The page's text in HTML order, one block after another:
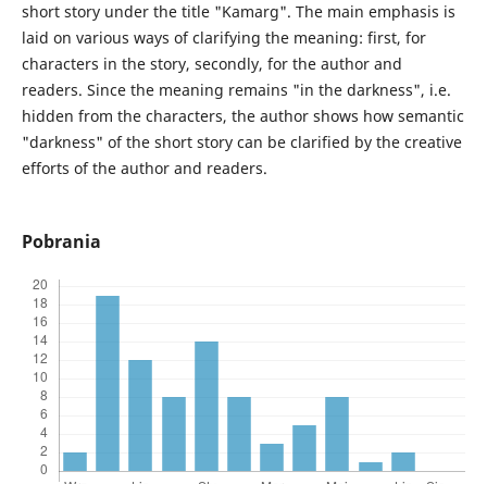
short story under the title "Kamarg". The main emphasis is
laid on various ways of clarifying the meaning: first, for
characters in the story, secondly, for the author and
readers. Since the meaning remains "in the darkness", i.e.
hidden from the characters, the author shows how semantic
"darkness" of the short story can be clarified by the creative
efforts of the author and readers.
Pobrania